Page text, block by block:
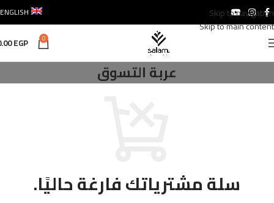
Skip to navigation
Skip to main content
ENGLISH
0
EGP
عربة التسوق
سلة مشترياتك فارغة حاليًا.